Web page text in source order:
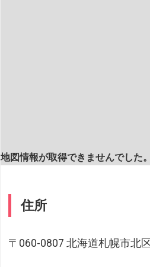
地図情報が取得できませんでした。
住所
〒060-0807 北海道札幌市北